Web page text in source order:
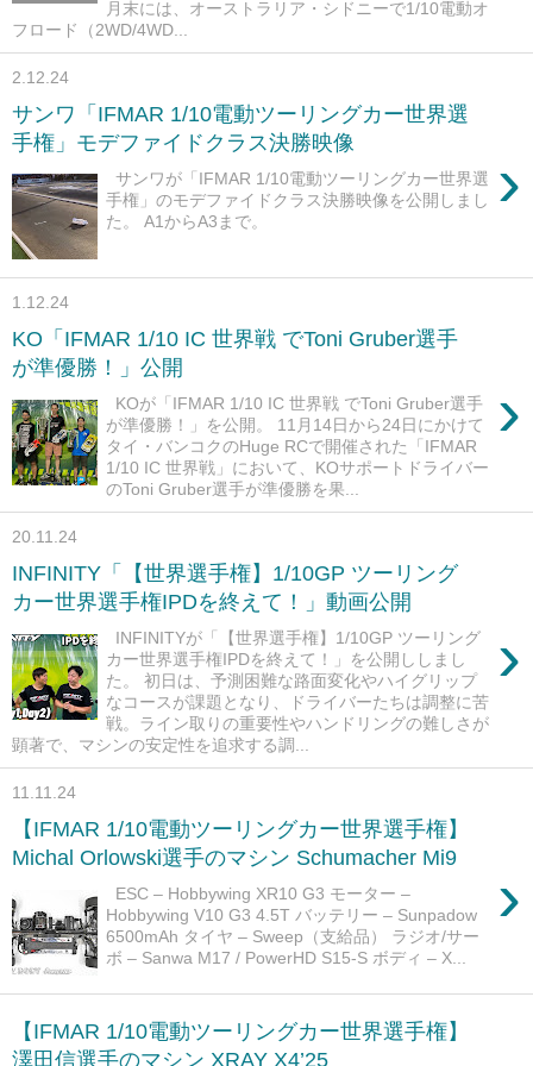
月末には、オーストラリア・シドニーで1/10電動オ
フロード（2WD/4WD...
2.12.24
サンワ「IFMAR 1/10電動ツーリングカー世界選
手権」モデファイドクラス決勝映像
›
サンワが「IFMAR 1/10電動ツーリングカー世界選
手権」のモデファイドクラス決勝映像を公開しまし
た。 A1からA3まで。
1.12.24
KO「IFMAR 1/10 IC 世界戦 でToni Gruber選手
が準優勝！」公開
›
KOが「IFMAR 1/10 IC 世界戦 でToni Gruber選手
が準優勝！」を公開。 11月14日から24日にかけて
タイ・バンコクのHuge RCで開催された「IFMAR
1/10 IC 世界戦」において、KOサポートドライバー
のToni Gruber選手が準優勝を果...
20.11.24
INFINITY「【世界選手権】1/10GP ツーリング
カー世界選手権IPDを終えて！」動画公開
›
INFINITYが「【世界選手権】1/10GP ツーリング
カー世界選手権IPDを終えて！」を公開ししまし
た。 初日は、予測困難な路面変化やハイグリップ
なコースが課題となり、ドライバーたちは調整に苦
戦。ライン取りの重要性やハンドリングの難しさが
顕著で、マシンの安定性を追求する調...
11.11.24
【IFMAR 1/10電動ツーリングカー世界選手権】
Michal Orlowski選手のマシン Schumacher Mi9
›
ESC – Hobbywing XR10 G3 モーター –
Hobbywing V10 G3 4.5T バッテリー – Sunpadow
6500mAh タイヤ – Sweep（支給品） ラジオ/サー
ボ – Sanwa M17 / PowerHD S15-S ボディ – X...
【IFMAR 1/10電動ツーリングカー世界選手権】
澤田信選手のマシン XRAY X4’25